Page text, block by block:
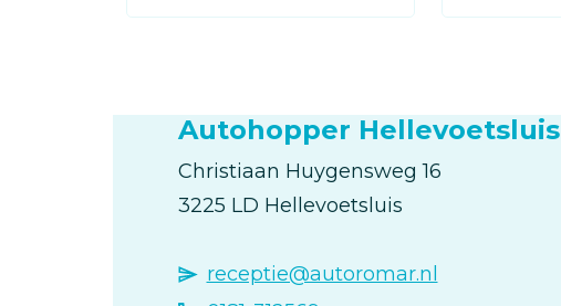
Autohopper Hellevoetsluis
Christiaan Huygensweg 16
3225 LD Hellevoetsluis
receptie@autoromar.nl